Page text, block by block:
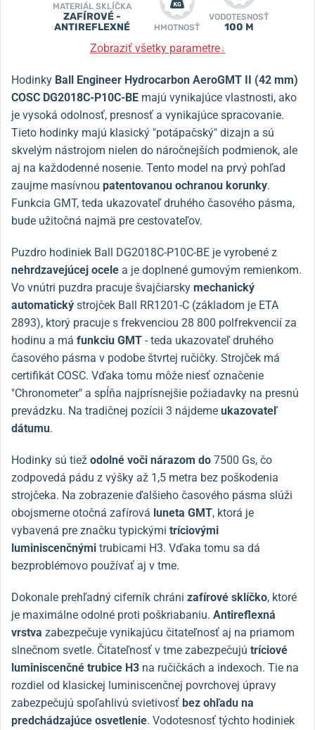
MATERIÁL SKLÍČKA
ZAFÍROVÉ -
ANTIREFLEXNÉ
HMOTNOSŤ
VODOTESNOSŤ
100 M
Zobraziť všetky parametre↓
Hodinky Ball Engineer Hydrocarbon AeroGMT II (42 mm)
COSC DG2018C-P10C-BE majú vynikajúce vlastnosti, ako
je vysoká odolnosť, presnosť a vynikajúce spracovanie.
Tieto hodinky majú klasický "potápačský" dizajn a sú
skvelým nástrojom nielen do náročnejších podmienok, ale
aj na každodenné nosenie. Tento model na prvý pohľad
zaujme masívnou patentovanou ochranou korunky.
Funkcia GMT, teda ukazovateľ druhého časového pásma,
bude užitočná najmä pre cestovateľov.
Puzdro hodiniek Ball DG2018C-P10C-BE je vyrobené z
nehrdzavejúcej ocele a je doplnené gumovým remienkom.
Vo vnútri puzdra pracuje švajčiarsky mechanický
automatický strojček Ball RR1201-C (základom je ETA
2893), ktorý pracuje s frekvenciou 28 800 polfrekvencií za
hodinu a má funkciu GMT - teda ukazovateľ druhého
časového pásma v podobe štvrtej ručičky. Strojček má
certifikát COSC. Vďaka tomu môže niesť označenie
"Chronometer" a spĺňa najprísnejšie požiadavky na presnú
prevádzku. Na tradičnej pozícii 3 nájdeme ukazovateľ
dátumu.
Hodinky sú tiež odolné voči nárazom do 7500 Gs, čo
zodpovedá pádu z výšky až 1,5 metra bez poškodenia
strojčeka. Na zobrazenie ďalšieho časového pásma slúži
obojsmerne otočná zafírová luneta GMT, ktorá je
vybavená pre značku typickými tríciovými
luminiscenčnými trubicami H3. Vďaka tomu sa dá
bezproblémovo používať aj v tme.
Dokonale prehľadný ciferník chráni zafírové sklíčko, ktoré
je maximálne odolné proti poškriabaniu. Antireflexná
vrstva zabezpečuje vynikajúcu čitateľnosť aj na priamom
slnečnom svetle. Čitateľnosť v tme zabezpečujú tríciové
luminiscenčné trubice H3 na ručičkách a indexoch. Tie na
rozdiel od klasickej luminiscenčnej povrchovej úpravy
zabezpečujú spoľahlivú svietivosť bez ohľadu na
predchádzajúce osvetlenie. Vodotesnosť týchto hodiniek